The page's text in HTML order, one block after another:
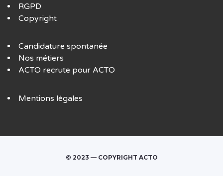
RGPD
Copyright
Candidature spontanée
Nos métiers
ACTO recrute pour ACTO
Mentions légales
© 2023 — COPYRIGHT ACTO